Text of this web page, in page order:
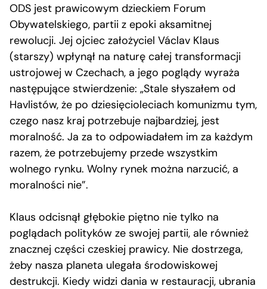
ODS jest prawicowym dzieckiem Forum
Obywatelskiego, partii z epoki aksamitnej
rewolucji. Jej ojciec założyciel Václav Klaus
(starszy) wpłynął na naturę całej transformacji
ustrojowej w Czechach, a jego poglądy wyraża
następujące stwierdzenie: „Stale słyszałem od
Havlistów, że po dziesięcioleciach komunizmu tym,
czego nasz kraj potrzebuje najbardziej, jest
moralność. Ja za to odpowiadałem im za każdym
razem, że potrzebujemy przede wszystkim
wolnego rynku. Wolny rynek można narzucić, a
moralności nie”.
Klaus odcisnął głębokie piętno nie tylko na
poglądach polityków ze swojej partii, ale również
znacznej części czeskiej prawicy. Nie dostrzega,
żeby nasza planeta ulegała środowiskowej
destrukcji. Kiedy widzi dania w restauracji, ubrania